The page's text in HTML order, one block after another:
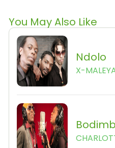
You May Also Like
Ndolo
X-